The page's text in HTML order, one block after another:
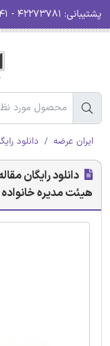
پشتیبانی:
ایران عرضه دانلود
دانلود رایگان
هیئت مدیره خانواده